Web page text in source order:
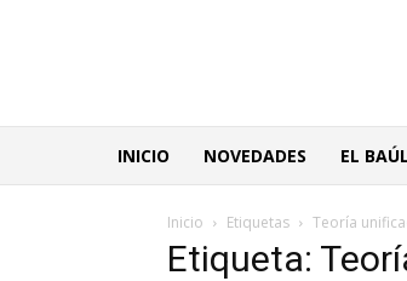
INICIO NOVEDADES EL
Inicio Etiquetas Teoría
Etiqueta: